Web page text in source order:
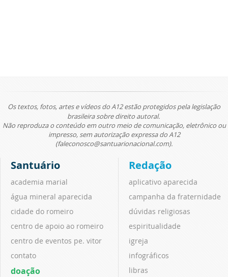
Os textos, fotos, artes e vídeos do A12 estão protegidos pela legislação
brasileira sobre direito autoral.
Não reproduza o conteúdo em outro meio de comunicação, eletrônico ou
impresso, sem autorização expressa do A12
(faleconosco@santuarionacional.com).
Santuário
academia marial
água mineral aparecida
cidade do romeiro
centro de apoio ao romeiro
centro de eventos pe. vitor
contato
doação
Redação
aplicativo aparecida
campanha da fraternidade
dúvidas religiosas
espiritualidade
igreja
infográficos
libras